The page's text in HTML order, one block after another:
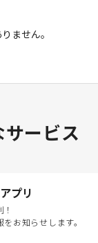
ません。
ービス
プリ
お知らせします。